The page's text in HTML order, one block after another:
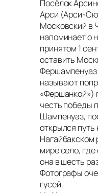
Посёлок
Арси (Арси-
Московский в
напоминает о
принятом 1
оставить
Фершампенуаз
называют
«Фершанкой»)
честь победы
Шампенуаз,
открылся
Нагайбакском
мире село,
она в шесть
Фотографы
гусей.